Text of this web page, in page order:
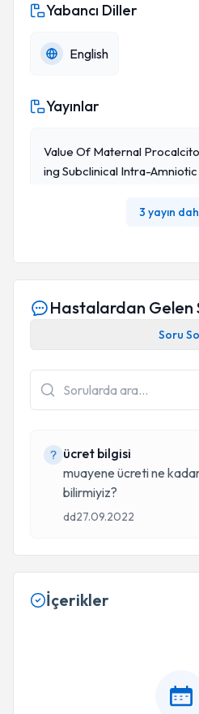
Yabancı Diller
English
Yayınlar
Value Of Maternal
Ing Subclinical Intra-
3 yayın
Hastalardan Gelen
Soru
ücret bilgisi
muayene ücreti ne
bilirmiyiz?
dd27.09.2022
İçerikler